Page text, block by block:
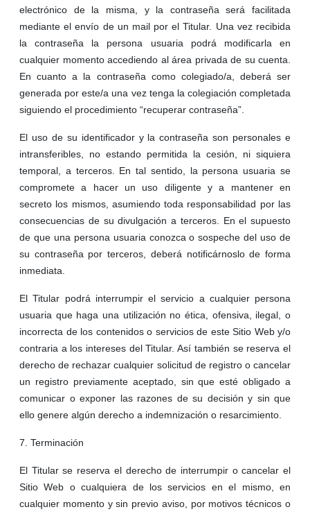
electrónico de la misma, y la contraseña será facilitada
mediante el envío de un mail por el Titular. Una vez recibida
la contraseña la persona usuaria podrá modificarla en
cualquier momento accediendo al área privada de su cuenta.
En cuanto a la contraseña como colegiado/a, deberá ser
generada por este/a una vez tenga la colegiación completada
siguiendo el procedimiento “recuperar contraseña”.
El uso de su identificador y la contraseña son personales e
intransferibles, no estando permitida la cesión, ni siquiera
temporal, a terceros. En tal sentido, la persona usuaria se
compromete a hacer un uso diligente y a mantener en
secreto los mismos, asumiendo toda responsabilidad por las
consecuencias de su divulgación a terceros. En el supuesto
de que una persona usuaria conozca o sospeche del uso de
su contraseña por terceros, deberá notificárnoslo de forma
inmediata.
El Titular podrá interrumpir el servicio a cualquier persona
usuaria que haga una utilización no ética, ofensiva, ilegal, o
incorrecta de los contenidos o servicios de este Sitio Web y/o
contraria a los intereses del Titular. Así también se reserva el
derecho de rechazar cualquier solicitud de registro o cancelar
un registro previamente aceptado, sin que esté obligado a
comunicar o exponer las razones de su decisión y sin que
ello genere algún derecho a indemnización o resarcimiento.
7. Terminación
El Titular se reserva el derecho de interrumpir o cancelar el
Sitio Web o cualquiera de los servicios en el mismo, en
cualquier momento y sin previo aviso, por motivos técnicos o